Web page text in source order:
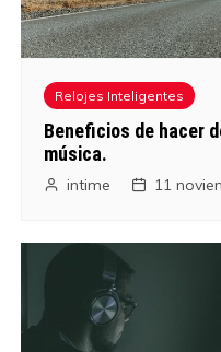
Relojes Inteligentes
Beneficios de hacer
música.
intime 11